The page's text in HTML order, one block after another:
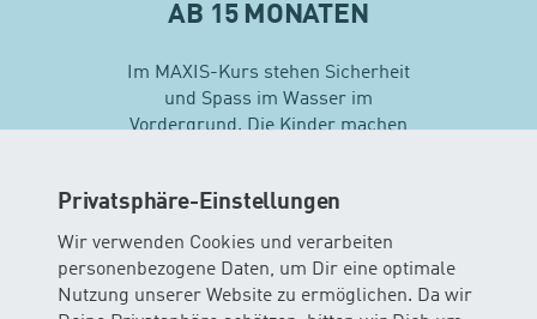
Privatsphäre-Einstellungen
Wir verwenden Cookies und verarbeiten
personenbezogene Daten, um Dir eine optimale
Nutzung unserer Website zu ermöglichen. Da wir
AB 15 MONATEN
Im MAXIS-Kurs stehen Sicherheit
und Spass im Wasser im
Vordergrund. Die Kinder machen
Schwimmtechniken…
Mehr zu Maxis